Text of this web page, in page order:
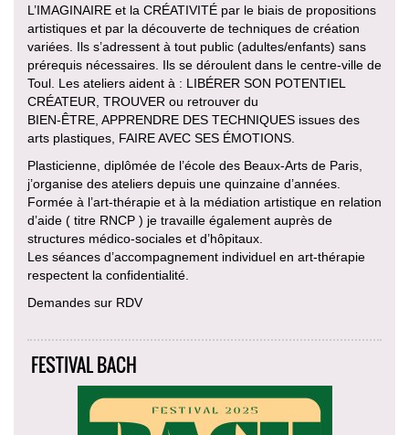
L’IMAGINAIRE et la CRÉATIVITÉ par le biais de propositions
artistiques et par la découverte de techniques de création
variées. Ils s’adressent à tout public (adultes/enfants) sans
prérequis nécessaires. Ils se déroulent dans le centre-ville de
Toul. Les ateliers aident à : LIBÉRER SON POTENTIEL
CRÉATEUR, TROUVER ou retrouver du
BIEN-ÊTRE, APPRENDRE DES TECHNIQUES issues des
arts plastiques, FAIRE AVEC SES ÉMOTIONS.
Plasticienne, diplômée de l’école des Beaux-Arts de Paris,
j’organise des ateliers depuis une quinzaine d’années.
Formée à l’art-thérapie et à la médiation artistique en relation
d’aide ( titre RNCP ) je travaille également auprès de
structures médico-sociales et d’hôpitaux.
Les séances d’accompagnement individuel en art-thérapie
respectent la confidentialité.
Demandes sur RDV
FESTIVAL BACH